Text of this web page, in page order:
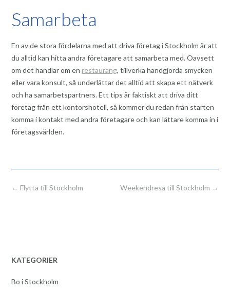
Samarbeta
En av de stora fördelarna med att driva företag i Stockholm är att
du alltid kan hitta andra företagare att samarbeta med. Oavsett
om det handlar om en restaurang, tillverka handgjorda smycken
eller vara konsult, så underlättar det alltid att skapa ett nätverk
och ha samarbetspartners. Ett tips är faktiskt att driva ditt
företag från ett kontorshotell, så kommer du redan från starten
komma i kontakt med andra företagare och kan lättare komma in i
företagsvärlden.
Post
Weekendresa till Stockholm →
← Flytta till Stockholm
KATEGORIER
Bo i Stockholm